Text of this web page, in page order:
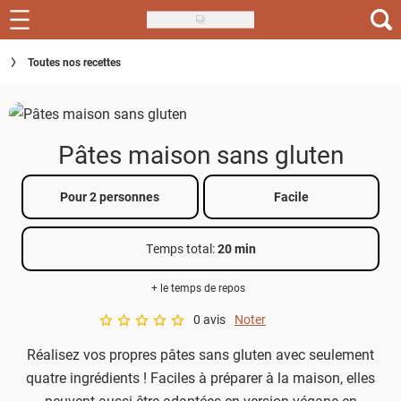
Skip
to
main
Recettes
Inspirations
Menu de la semaine
Actus
Téléchargez l'app Saveurs Recettes
Toutes nos recettes
Pâtes maison sans gluten
Pour 2 personnes Facile
Temps total:20 min
+ le temps de repos
A star rating of 0 out of 5.
0 avis Noter
Réalisez vos propres pâtes sans gluten avec seulement
quatre ingrédients ! Faciles à préparer à la maison, elles